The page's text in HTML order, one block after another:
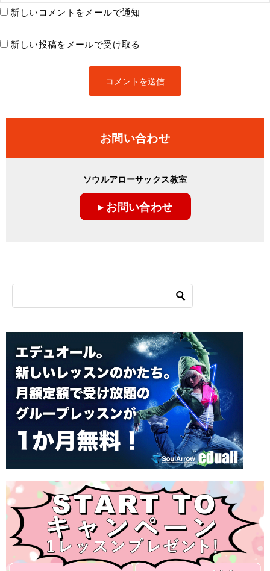
新しいコメントをメールで通知
新しい投稿をメールで受け取る
お問い合わせ
ソウルアローサックス教室
▸ お問い合わせ